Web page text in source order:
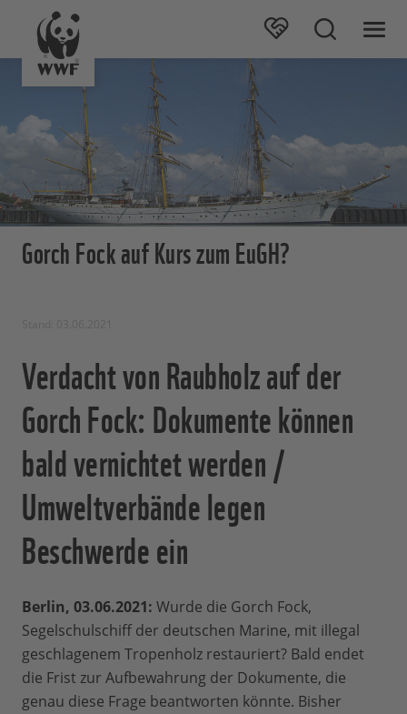
Gorch Fock auf Kurs zum EuGH?
Verdacht von Raubholz auf der
Gorch Fock: Dokumente können
bald vernichtet werden /
Umweltverbände legen
Beschwerde ein
Berlin, 03.06.2021: Wurde die Gorch Fock,
Segelschulschiff der deutschen Marine, mit illegal
geschlagenem Tropenholz restauriert? Bald endet
die Frist zur Aufbewahrung der Dokumente, die
genau diese Frage beantworten könnte. Bisher